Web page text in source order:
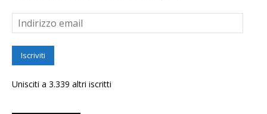
Indirizzo
email
Iscriviti
Unisciti a 3.339 altri iscritti